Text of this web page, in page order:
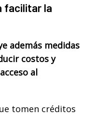
facilitar la
además medidas
costos y
al
tomen créditos